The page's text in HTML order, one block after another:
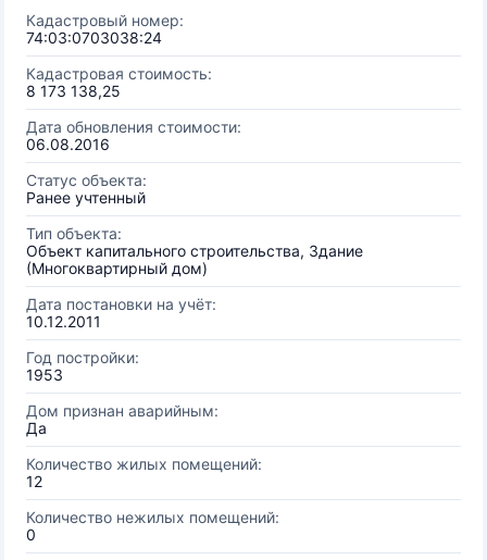
Кадастровый номер:
74:03:0703038:24
Кадастровая стоимость:
8 173 138,25
Дата обновления стоимости:
06.08.2016
Статус объекта:
Ранее учтенный
Тип объекта:
Объект капитального строительства, Здание
(Многоквартирный дом)
Дата постановки на учёт:
10.12.2011
Год постройки:
1953
Дом признан аварийным:
Да
Количество жилых помещений:
12
Количество нежилых помещений:
0